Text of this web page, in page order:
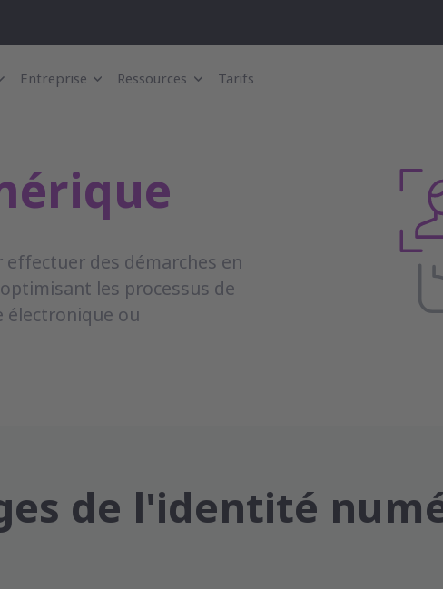
Entreprise Ressources Tarifs
des démarches en
les processus de
ou
de l'identité